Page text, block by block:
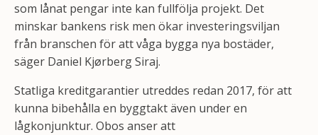
som lånat pengar inte kan fullfölja projekt. Det
minskar bankens risk men ökar investeringsviljan
från branschen för att våga bygga nya bostäder,
säger Daniel Kjørberg Siraj.
Statliga kreditgarantier utreddes redan 2017, för att
kunna bibehålla en byggtakt även under en
lågkonjunktur. Obos anser att